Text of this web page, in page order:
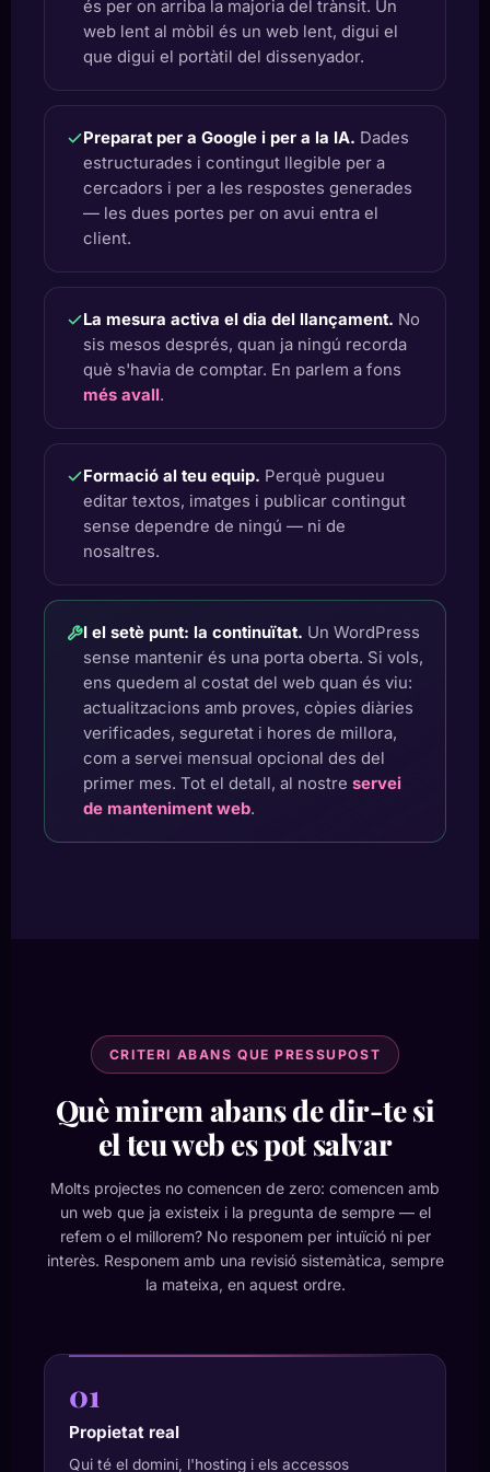
és per on arriba la majoria del trànsit. Un
web lent al mòbil és un web lent, digui el
que digui el portàtil del dissenyador.
Preparat per a Google i per a la IA. Dades
estructurades i contingut llegible per a
cercadors i per a les respostes generades
— les dues portes per on avui entra el
client.
La mesura activa el dia del llançament. No
sis mesos després, quan ja ningú recorda
què s'havia de comptar. En parlem a fons
més avall.
Formació al teu equip. Perquè pugueu
editar textos, imatges i publicar contingut
sense dependre de ningú — ni de
nosaltres.
I el setè punt: la continuïtat. Un WordPress
sense mantenir és una porta oberta. Si vols,
ens quedem al costat del web quan és viu:
actualitzacions amb proves, còpies diàries
verificades, seguretat i hores de millora,
com a servei mensual opcional des del
primer mes. Tot el detall, al nostre servei
de manteniment web.
CRITERI ABANS QUE PRESSUPOST
Què mirem abans de dir-te si
el teu web es pot salvar
Molts projectes no comencen de zero: comencen amb
un web que ja existeix i la pregunta de sempre — el
refem o el millorem? No responem per intuïció ni per
interès. Responem amb una revisió sistemàtica, sempre
la mateixa, en aquest ordre.
01
Propietat real
Qui té el domini, l'hosting i els accessos